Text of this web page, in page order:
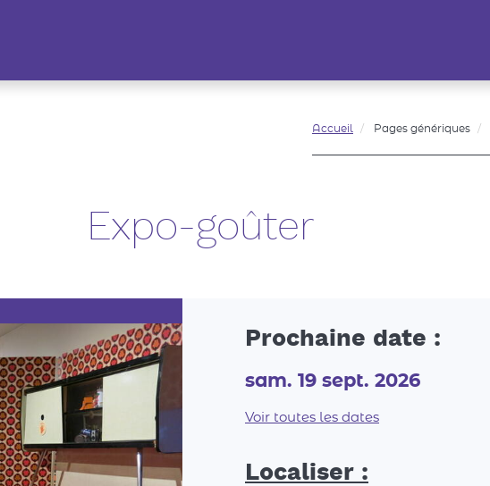
Accueil Pages génériques
Expo-goûter
Prochaine date :
sam. 19 sept. 2026
Voir toutes les dates
Localiser :